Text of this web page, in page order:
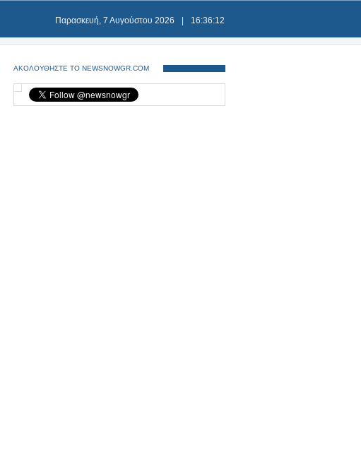
Παρασκευή, 7 Αυγούστου 2026 16:36:13
ΑΚΟΛΟΥΘΗΣΤΕ ΤΟ NEWSNOWGR.COM